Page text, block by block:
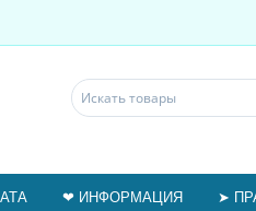
❤ ИНФОРМАЦИЯ ➤